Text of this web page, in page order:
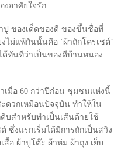
งอาศัยใจรัก
ปู ของเด็ดของดี ของขึ้นชื่อที่
งไม่แพ้กันนั้นคือ ‘ผ้าถักโครเชต์’
ทันทีว่าเป็นของดีบ้านหนอง
เมื่อ 60 กว่าปีก่อน ชุมชนแห่งนี้
ดวกเหมือนปัจจุบัน ทำให้ใน
บสำหรับทำเป็นเส้นด้ายใช้
ซึ่งแรกเริ่มได้มีการถักเป็นสวิง
อ ผ้าปูโต๊ะ ผ้าห่ม ผ้าถุง เย็บ